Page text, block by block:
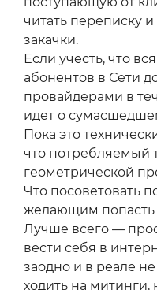
читать переписку
закачки.
Если учесть, что
абонентов в Сети
провайдерами в
идет о
Пока это
что потребляемый
геометрической
Что посоветовать
желающим попасть
Лучше всего —
вести себя в
заодно и в реале
ходить на